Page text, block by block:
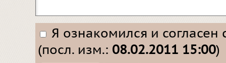
Я ознакомился и согласен
(посл. изм.: 08.02.2011 15:00)